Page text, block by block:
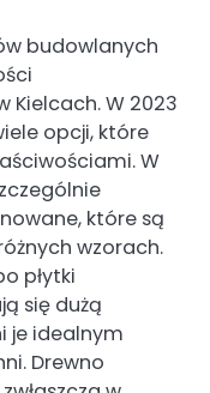
budowlanych
W 2023
opcji, które
W
które są
wzorach.
płytki
się dużą
je idealnym
Drewno